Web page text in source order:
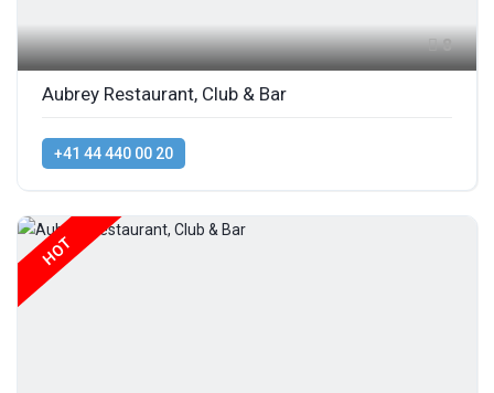
8
Aubrey Restaurant, Club & Bar
+41 44 440 00 20
HOT